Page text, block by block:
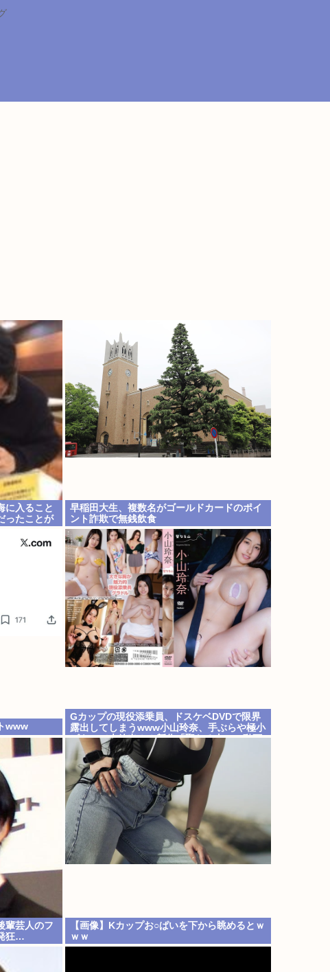
に入ること
ったことが
早稲田大生、複数名がゴールドカードのポイ
ント詐欺で無銭飲食
www
Gカップの現役添乗員、ドスケベDVDで限界
露出してしまうwww小山玲奈、手ぶらや極小
ビキニで大放出！！新作「聖なる山」の動画
＆画像まとめ！
輩芸人のフ
狂…
【画像】Kカップお○ぱいを下から眺めるとｗ
ｗｗ